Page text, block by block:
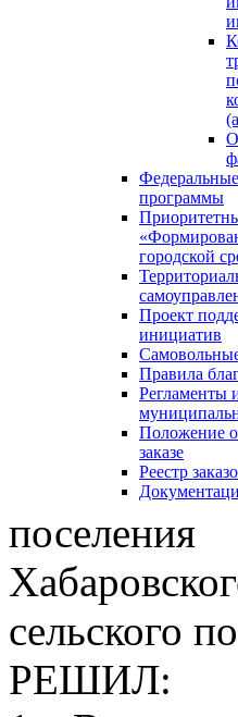
программы
городской
Проект
инициатив
Правила
Регламенты
Положение
заказе
Реестр
сельского
РЕШИЛ: